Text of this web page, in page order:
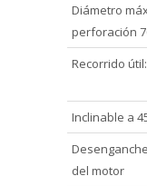
Diámetro
perforación
Recorrido
Inclinable a
del motor